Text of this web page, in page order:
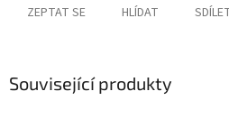
ZEPTAT SE HLÍDAT
Související produkty